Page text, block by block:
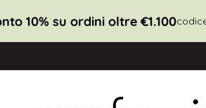
10% su ordini oltre €1.100